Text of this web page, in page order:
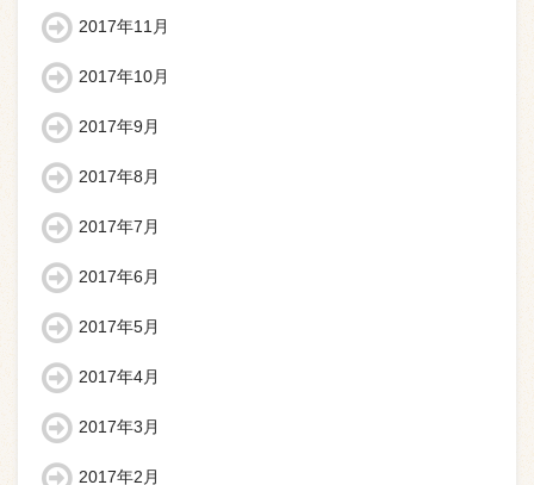
2017年11月
2017年10月
2017年9月
2017年8月
2017年7月
2017年6月
2017年5月
2017年4月
2017年3月
2017年2月